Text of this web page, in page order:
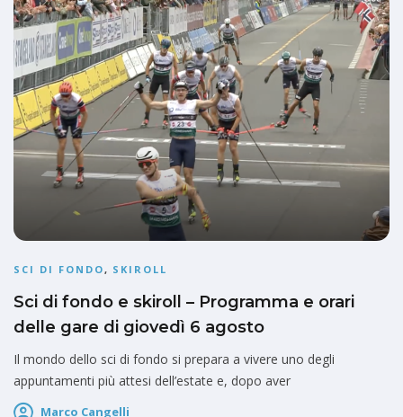
SCI DI FONDO, SKIROLL
Sci di fondo e skiroll – Programma e orari
delle gare di giovedì 6 agosto
Il mondo dello sci di fondo si prepara a vivere uno degli
appuntamenti più attesi dell’estate e, dopo aver
Marco Cangelli